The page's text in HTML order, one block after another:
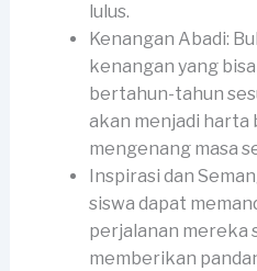
lulus.
Kenangan Abadi:
kenangan yang
bertahun-tahun
akan menjadi
mengenang masa
Inspirasi dan
siswa dapat
perjalanan mereka
memberikan